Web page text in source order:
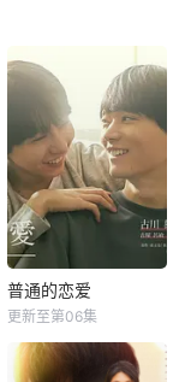
普通的恋爱
更新至第06集